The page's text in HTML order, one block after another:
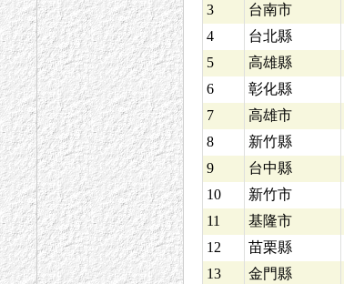
3
台南市
4
台北縣
5
高雄縣
6
彰化縣
7
高雄市
8
新竹縣
9
台中縣
10
新竹市
11
基隆市
12
苗栗縣
13
金門縣